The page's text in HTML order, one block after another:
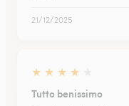
21/12/2025
★ ★ ★ ★
Tutto benissimo